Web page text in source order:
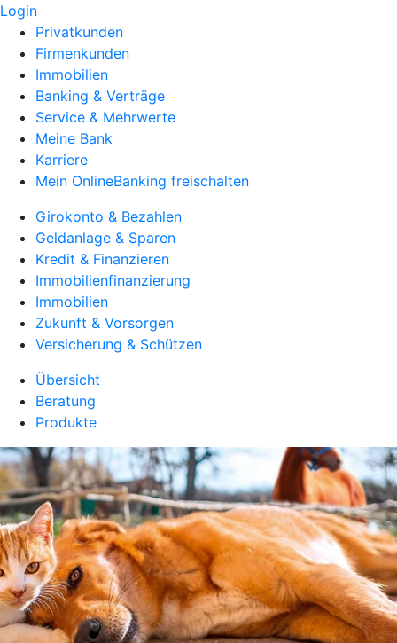
Login
Privatkunden
Firmenkunden
Immobilien
Banking & Verträge
Service & Mehrwerte
Meine Bank
Karriere
Mein OnlineBanking freischalten
Girokonto & Bezahlen
Geldanlage & Sparen
Kredit & Finanzieren
Immobilienfinanzierung
Immobilien
Zukunft & Vorsorgen
Versicherung & Schützen
Übersicht
Beratung
Produkte